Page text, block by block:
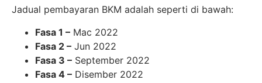
Jadual pembayaran BKM adalah seperti di bawah:
Fasa 1 – Mac 2022
Fasa 2 – Jun 2022
Fasa 3 – September 2022
Fasa 4 – Disember 2022